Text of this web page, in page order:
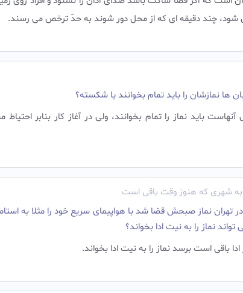
چند دقیقه ای که از محل دور شوند به حدّ ترخص می رسند.‌
ها نمازشان را باید تمام بخوانند یا شکسته؟
بايد نماز را تمام بخوانند، ولی در آغاز کار بنابر
شهری که هنوز وقت باقی است
نماز صبحش قضا شد با هواپیمای سریع خود را مثلا به
نماز را به نیت ادا بخواند؟
باقی است برسد نماز را به نیت ادا بخواند.‌